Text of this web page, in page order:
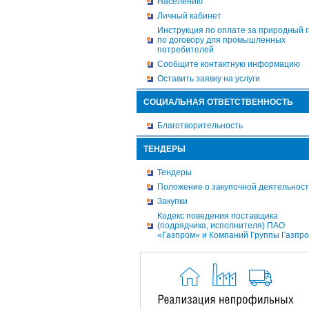
Личный кабинет
Инструкция по оплате за природный
по договору для промышленных
потребителей
Сообщите контактную информацию
Оставить заявку на услуги
СОЦИАЛЬНАЯ ОТВЕТСТВЕННОСТЬ
Благотворительность
ТЕНДЕРЫ
Тендеры
Положение о закупочной
Закупки
Кодекс поведения поставщика
(подрядчика, исполнителя) ПАО
«Газпром» и Компаний Группы